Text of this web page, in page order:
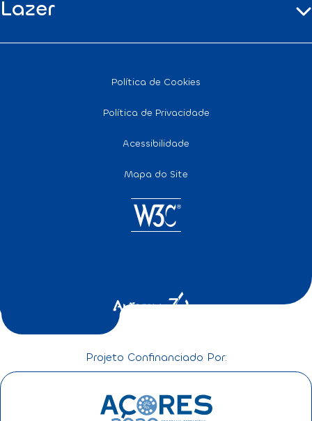
Lazer
Política de Cookies
Política de Privacidade
Acessibilidade
Mapa do Site
Projeto Confinanciado Por: